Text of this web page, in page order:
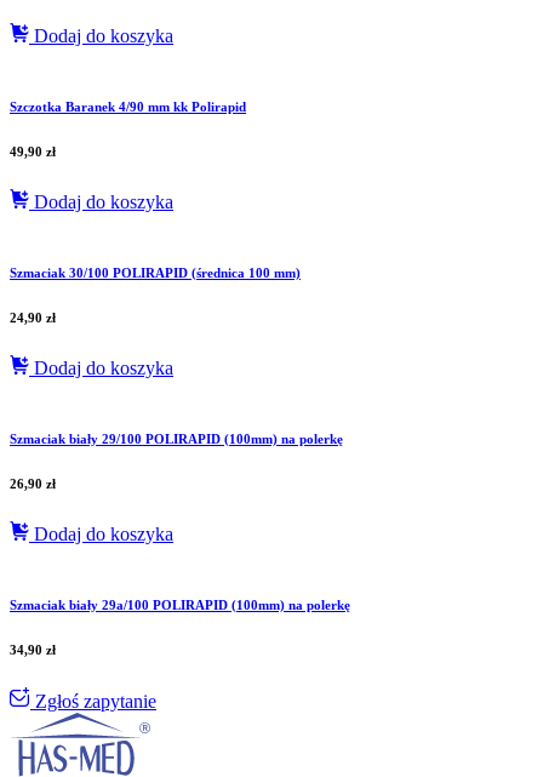
Dodaj do koszyka
Szczotka Baranek 4/90 mm kk Polirapid
49,90 zł
Dodaj do koszyka
Szmaciak 30/100 POLIRAPID (średnica 100 mm)
24,90 zł
Dodaj do koszyka
Szmaciak biały 29/100 POLIRAPID (100mm) na polerkę
26,90 zł
Dodaj do koszyka
Szmaciak biały 29a/100 POLIRAPID (100mm) na polerkę
34,90 zł
Zgłoś zapytanie